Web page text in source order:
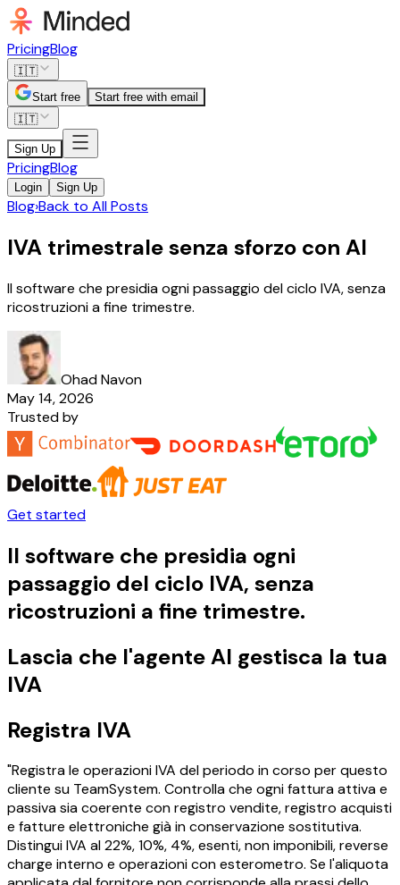
PricingBlog
🇮🇹
Start free
Start free with email
🇮🇹
Sign Up
PricingBlog
Login Sign Up
Blog›Back to All Posts
IVA trimestrale senza sforzo con AI
Il software che presidia ogni passaggio del ciclo IVA, senza
ricostruzioni a fine trimestre.
Ohad Navon
May 14, 2026
Trusted by
Get started
Il software che presidia ogni
passaggio del ciclo IVA, senza
ricostruzioni a fine trimestre.
Lascia che l'agente AI gestisca la tua
IVA
Registra IVA
"Registra le operazioni IVA del periodo in corso per questo
cliente su TeamSystem. Controlla che ogni fattura attiva e
passiva sia coerente con registro vendite, registro acquisti
e fatture elettroniche già in conservazione sostitutiva.
Distingui IVA al 22%, 10%, 4%, esenti, non imponibili, reverse
charge interno e operazioni con esterometro. Se l'aliquota